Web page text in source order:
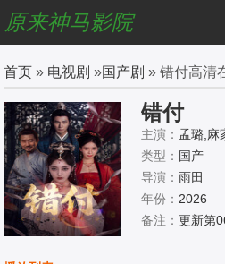
原来神马影院
首页 » 电视剧 »国产剧 » 错付高清
错付
主演：孟璐,麻
类型： 国产
导演：雨田
年份： 2026
备注：更新第